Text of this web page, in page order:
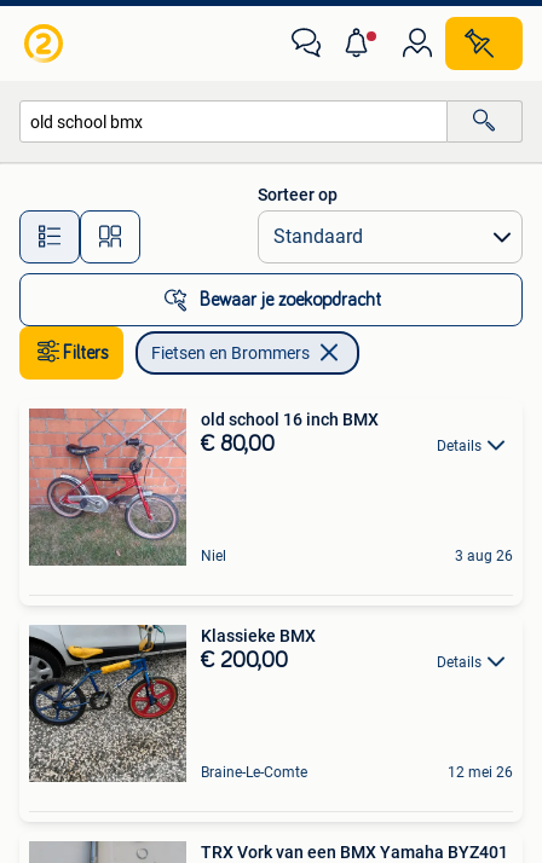
Alle afstanden…
Sorteer op
Bewaar je zoekopdracht
Filters Fietsen en Brommers
old school 16 inch BMX
€ 80,00 Details
Niel 3 aug 26
Klassieke BMX
€ 200,00 Details
Braine-Le-Comte 12 mei 26
TRX Vork van een BMX Yamaha BYZ401